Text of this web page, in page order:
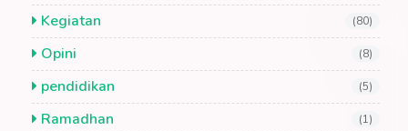
Kegiatan (80)
Opini (8)
pendidikan (5)
Ramadhan (1)